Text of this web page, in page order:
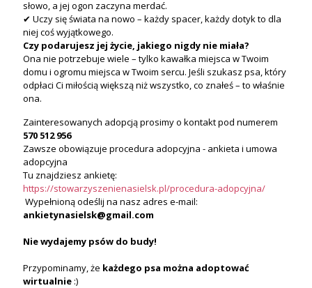
słowo, a jej ogon zaczyna merdać.
✔ Uczy się świata na nowo – każdy spacer, każdy dotyk to dla
niej coś wyjątkowego.
Czy podarujesz jej życie, jakiego nigdy nie miała?
Ona nie potrzebuje wiele – tylko kawałka miejsca w Twoim
domu i ogromu miejsca w Twoim sercu. Jeśli szukasz psa, który
odpłaci Ci miłością większą niż wszystko, co znałeś – to właśnie
ona.
Zainteresowanych adopcją prosimy o kontakt pod numerem
570 512 956
Zawsze obowiązuje procedura adopcyjna - ankieta i umowa
adopcyjna
Tu znajdziesz ankietę:
https://stowarzyszenienasielsk.pl/procedura-adopcyjna/
Wypełnioną odeślij na nasz adres e-mail:
ankietynasielsk@gmail.com
Nie wydajemy psów do budy!
Przypominamy, że każdego psa można adoptować
wirtualnie :)